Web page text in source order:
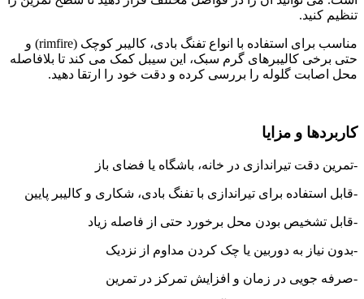
تنظیم کنید.
مناسب برای استفاده با انواع تفنگ بادی، کالیبر کوچک (rimfire) و
حتی برخی کالیبرهای گرم سبک، این سیبل کمک می کند تا بلافاصله
محل اصابت گلوله را بررسی کرده و دقت خود را ارتقا دهید.
کاربردها و مزایا
-تمرین دقت تیراندازی در خانه، باشگاه یا فضای باز
-قابل استفاده برای تیراندازی با تفنگ بادی، شکاری و کالیبر پایین
-قابل تشخیص بودن محل برخورد حتی از فاصله زیاد
-بدون نیاز به دوربین یا چک کردن مداوم از نزدیک
-صرفه جویی در زمان و افزایش تمرکز در تمرین